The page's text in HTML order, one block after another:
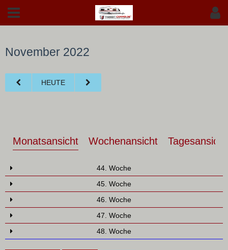
November 2022
HEUTE
Monatsansicht Wochenansicht Tagesansicht
44. Woche
45. Woche
46. Woche
47. Woche
48. Woche